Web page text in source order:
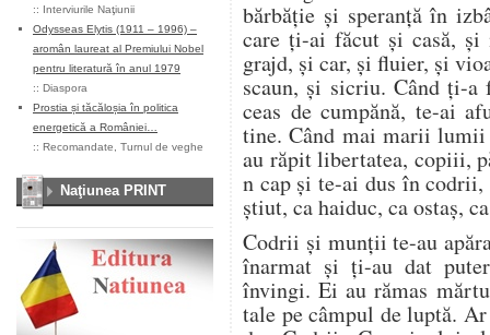
:: Interviurile Naţiunii
Odysseas Elytis (1911 – 1996) –
aromân laureat al Premiului Nobel
pentru literatură în anul 1979
:: Diaspora
Prostia și tăcăloșia în politica
energetică a României…
:: Recomandate Turnul de veghe
Naţiunea PRINT
bărbăție și speranță în
care ți-ai făcut și casă,
grajd, și car, și fluier, și
scaun, și sicriu. Când ți-
ceas de cumpănă, te-ai
tine. Când mai marii
au răpit libertatea, copiii,
n cap și te-ai dus în
știut, ca haiduc, ca ostaș,
Codrii și munții te-au
înarmat și ți-au dat
învingi. Ei au rămas
tale pe câmpul de luptă.